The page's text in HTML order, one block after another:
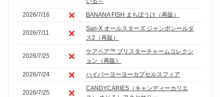
2026/7/16
BANANA FISH まちぼうけ（再販）
2026/7/11
San-X オールスターズ ジャンボシールダ
ス2（再販）
2026/7/25
ケアベア™ ブリスターチャームコレクシ
ョン（再販）
2026/7/24
ハイパーヨーヨーカプセルスフィア
2026/7/25
CANDYCARIES（キャンディーカリエ